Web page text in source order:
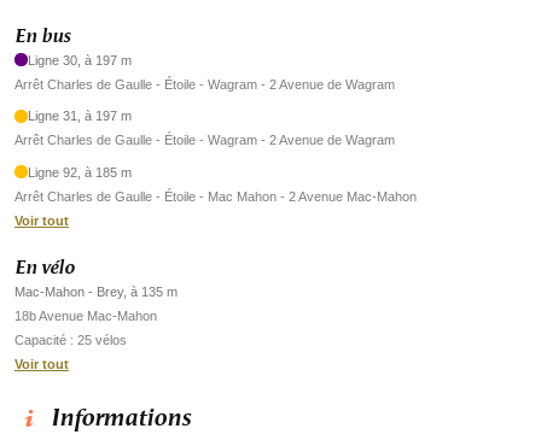
En bus
Ligne 30, à 197 m
Arrêt Charles de Gaulle - Étoile - Wagram - 2 Avenue de Wagram
Ligne 31, à 197 m
Arrêt Charles de Gaulle - Étoile - Wagram - 2 Avenue de Wagram
Ligne 92, à 185 m
Arrêt Charles de Gaulle - Étoile - Mac Mahon - 2 Avenue Mac-Mahon
Voir tout
En vélo
Mac-Mahon - Brey, à 135 m
18b Avenue Mac-Mahon
Capacité : 25 vélos
Voir tout
Informations